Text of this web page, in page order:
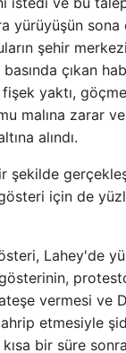
yürüyüşün sona
şehir
çıkan
yaktı,
malına zarar
alındı.
şekilde
gösteri için de
Lahey'de
vermesi ve
etmesiyle
bir süre